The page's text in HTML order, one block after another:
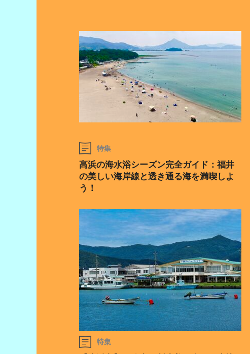
特集
高浜の海水浴シーズン完全ガイド：福井
の美しい海岸線と透き通る海を満喫しよ
う！
特集